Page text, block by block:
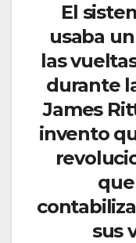
El
usaba
las
durante
James
invento
sus